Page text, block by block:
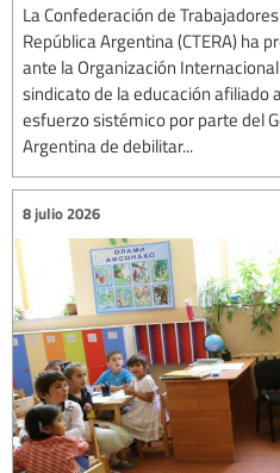
La Confederación de
República Argentina (CTERA) ha
ante la Organización
sindicato de la educación afiliado
esfuerzo sistémico por parte del
Argentina de debilitar...
8 julio 2026